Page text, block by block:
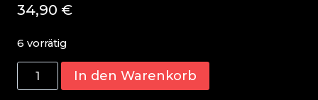
34,90 €
6 vorrätig
Zone
In den Warenkorb